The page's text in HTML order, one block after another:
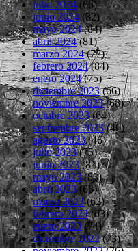
julio 2024 (66)
junio 2024 (82)
mayo 2024(84)
abril 2024(81)
marzo 2024(77)
febrero 2024(84)
enero 2024(75)
diciembre 2023(66)
noviembre 2023(68)
octubre 2023(64)
septiembre 2023(46)
agosto 2023(46)
julio 2023(75)
junio 2023(81)
mayo 2023(83)
abril 2023(66)
marzo 2023(62)
febrero 2023(63)
enero 2023(74)
diciembre 2022(73)